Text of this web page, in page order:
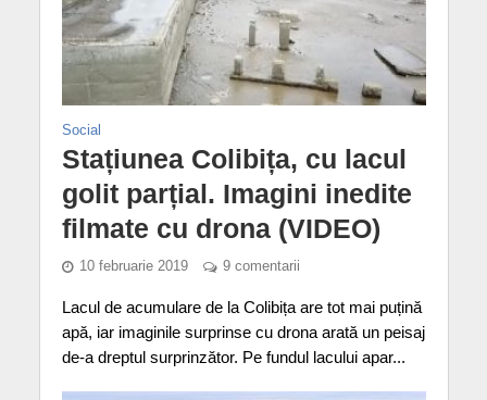
Social
Stațiunea Colibița, cu lacul
golit parțial. Imagini inedite
filmate cu drona (VIDEO)
10 februarie 2019 9 comentarii
Lacul de acumulare de la Colibița are tot mai puțină
apă, iar imaginile surprinse cu drona arată un peisaj
de-a dreptul surprinzător. Pe fundul lacului apar...